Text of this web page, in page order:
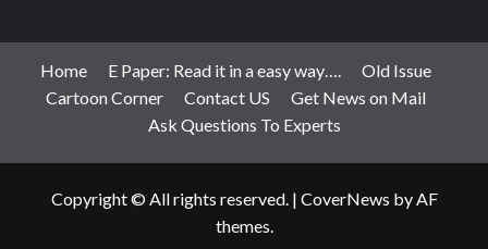
Home E Paper: Read it in a easy way….
Old Issue
Cartoon Corner
Contact US
Get News on Mail
Ask Questions To Experts
Copyright © All rights reserved. | CoverNews by AF
themes.